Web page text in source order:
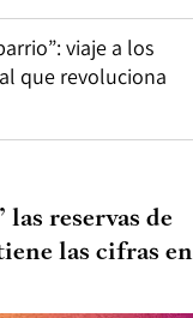
viaje a los
que revoluciona
reservas de
las cifras en